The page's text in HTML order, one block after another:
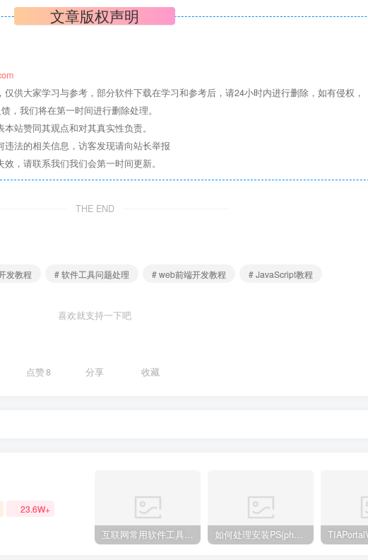
文章版权声明
供大家学习与参考，部分软件下载在学习和参考后，请24小时内进行删除，如有侵权，
，我们将在第一时间进行删除处理。
站赞同其观点和对其真实性负责。
法的相关信息，访客发现请向站长举报
，请联系我们我们会第一时间更新。
THE END
发教程 # 软件工具问题处理 # web前端开发教程 # JavaScript教程
喜欢就支持一下吧
点赞8 分享 收藏
23.6W+
互联网常用软件工具资源汇总贴 如何处理安装PS(photoshop cc2018) 时，提示系统或者IE浏览器需要升级